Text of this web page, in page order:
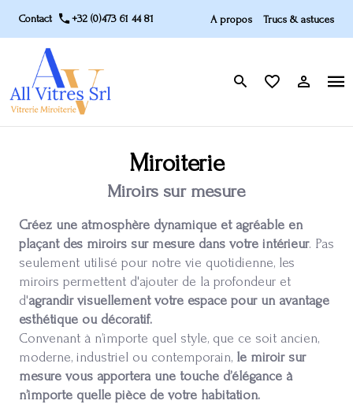
Contact +32 (0)473 61 44 81 A propos Trucs & astuces
Miroiterie
Miroirs sur mesure
Créez une atmosphère dynamique et agréable en
plaçant des miroirs sur mesure dans votre intérieur. Pas
seulement utilisé pour notre vie quotidienne, les
miroirs permettent d'ajouter de la profondeur et
d'agrandir visuellement votre espace pour un avantage
esthétique ou décoratif.
Convenant à n’importe quel style, que ce soit ancien,
moderne, industriel ou contemporain, le miroir sur
mesure vous apportera une touche d’élégance à
n’importe quelle pièce de votre habitation.